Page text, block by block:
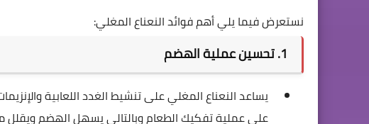
نستعرض فيما يلي أهم فوائد النعناع المغلي:
1. تحسين عملية الهضم
يساعد النعناع المغلي على تنشيط الغدد اللعابية
على عملية تفكيك الطعام وبالتالي يسهل الهضم ويقلل